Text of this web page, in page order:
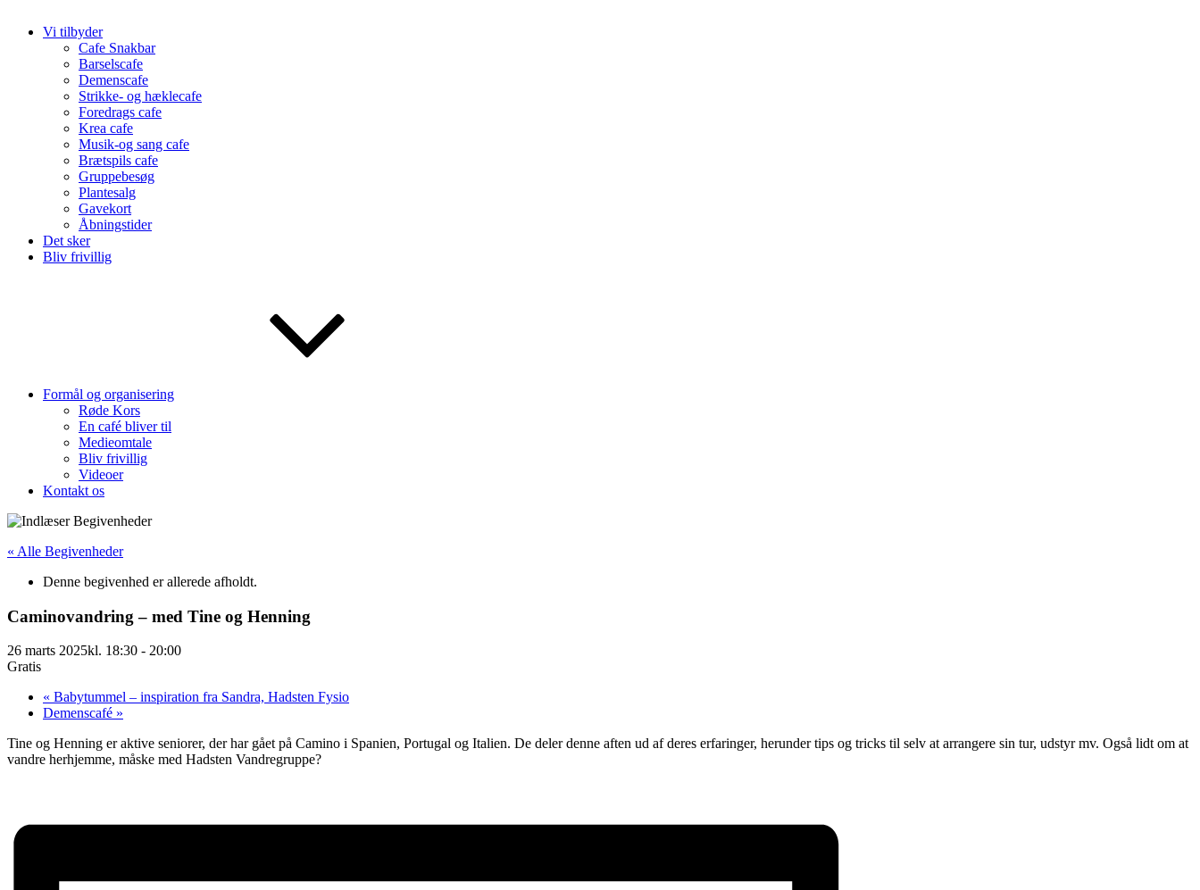
Vi tilbyder
Cafe Snakbar
Barselscafe
Demenscafe
Strikke- og hæklecafe
Foredrags cafe
Krea cafe
Musik-og sang cafe
Brætspils cafe
Gruppebesøg
Plantesalg
Gavekort
Åbningstider
Det sker
Bliv frivillig
Formål og organisering
Røde Kors
En café bliver til
Medieomtale
Bliv frivillig
Videoer
Kontakt os
« Alle Begivenheder
Denne begivenhed er allerede afholdt.
Caminovandring – med Tine og Henning
26 marts 2025kl. 18:30 - 20:00
Gratis
« Babytummel – inspiration fra Sandra, Hadsten Fysio
Demenscafé »
Tine og Henning er aktive seniorer, der har gået på Camino i Spanien, Portugal og Italien. De deler denne aften ud af deres erfaringer, herunder tips og tricks til selv at arrangere sin tur, udstyr mv. Også lidt om at
vandre herhjemme, måske med Hadsten Vandregruppe?